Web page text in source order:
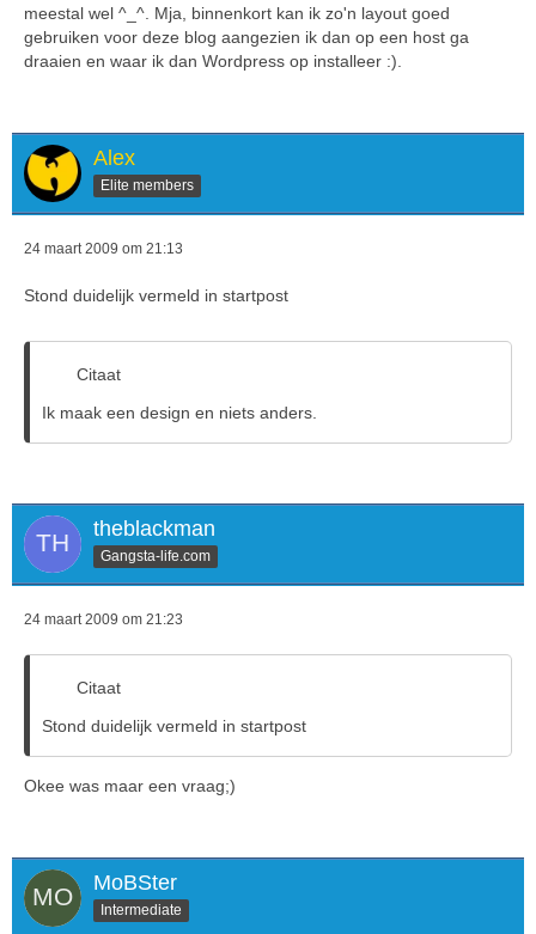
meestal wel ^_^. Mja, binnenkort kan ik zo'n layout goed
gebruiken voor deze blog aangezien ik dan op een host ga
draaien en waar ik dan Wordpress op installeer :).
Alex
Elite members
24 maart 2009 om 21:13
Stond duidelijk vermeld in startpost
Citaat
Ik maak een design en niets anders.
theblackman
Gangsta-life.com
24 maart 2009 om 21:23
Citaat
Stond duidelijk vermeld in startpost
Okee was maar een vraag;)
MoBSter
Intermediate